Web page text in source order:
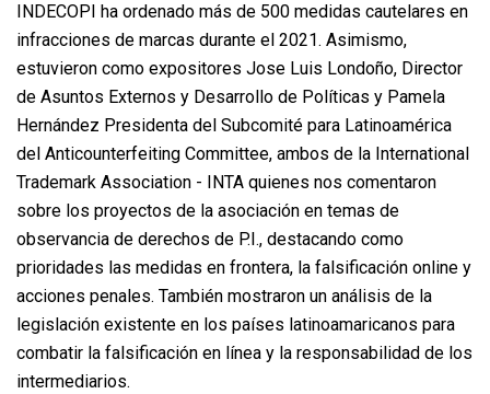
INDECOPI ha ordenado más de 500 medidas cautelares en
infracciones de marcas durante el 2021. Asimismo,
estuvieron como expositores Jose Luis Londoño, Director
de Asuntos Externos y Desarrollo de Políticas y Pamela
Hernández Presidenta del Subcomité para Latinoamérica
del Anticounterfeiting Committee, ambos de la International
Trademark Association - INTA quienes nos comentaron
sobre los proyectos de la asociación en temas de
observancia de derechos de P.I., destacando como
prioridades las medidas en frontera, la falsificación online y
acciones penales. También mostraron un análisis de la
legislación existente en los países latinoamaricanos para
combatir la falsificación en línea y la responsabilidad de los
intermediarios.